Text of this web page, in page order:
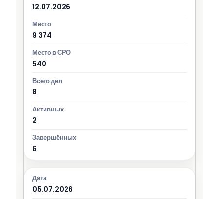
12.07.2026
9 374
540
8
2
6
05.07.2026